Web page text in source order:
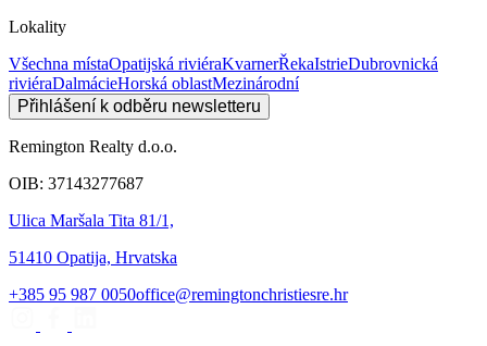
Lokality
Všechna místaOpatijská riviéraKvarnerŘekaIstrieDubrovnická
riviéraDalmácieHorská oblastMezinárodní
Přihlášení k odběru newsletteru
Remington Realty d.o.o.
OIB: 37143277687
Ulica Maršala Tita 81/1,
51410 Opatija, Hrvatska
+385 95 987 0050office@remingtonchristiesre.hr